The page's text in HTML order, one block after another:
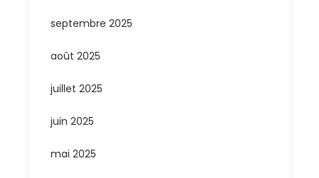
septembre 2025
août 2025
juillet 2025
juin 2025
mai 2025